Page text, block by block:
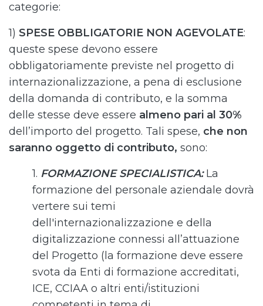
categorie:
1) SPESE OBBLIGATORIE NON AGEVOLATE:
queste spese devono essere
obbligatoriamente previste nel progetto di
internazionalizzazione, a pena di esclusione
della domanda di contributo, e la somma
delle stesse deve essere almeno pari al 30%
dell’importo del progetto. Tali spese, che non
saranno oggetto di contributo, sono:
1. FORMAZIONE SPECIALISTICA:La
formazione del personale aziendale dovrà
vertere sui temi
dell'internazionalizzazione e della
digitalizzazione connessi all’attuazione
del Progetto (la formazione deve essere
svota da Enti di formazione accreditati,
ICE, CCIAA o altri enti/istituzioni